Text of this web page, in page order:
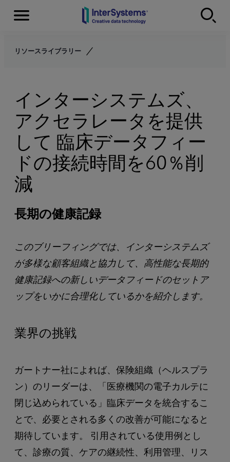
Skip to content
Menu
リソースライブラリー
インターシステムズ、
アクセラレータを提供
して 臨床データフィー
ドの接続時間を60％削
減
長期の健康記録
このブリーフィングでは、インターシステムズ
が多様な顧客組織と協力して、高性能な長期的
健康記録への新しいデータフィードのセットア
ップをいかに合理化しているかを紹介します。
業界の挑戦
ガートナー社によれば、保険組織（ヘルスプラ
ン）のリーダーは、「医療機関の電子カルテに
閉じ込められている」臨床データを統合するこ
とで、必要とされる多くの改善が可能になると
期待しています。 引用されている使用例とし
て、診療の質、ケアの継続性、利用管理、リス